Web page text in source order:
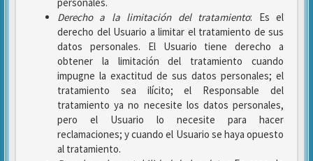
Derecho a la limitación del tratamiento: Es el
derecho del Usuario a limitar el tratamiento de sus
datos personales. El Usuario tiene derecho a
obtener la limitación del tratamiento cuando
impugne la exactitud de sus datos personales; el
tratamiento sea ilícito; el Responsable del
tratamiento ya no necesite los datos personales,
pero el Usuario lo necesite para hacer
reclamaciones; y cuando el Usuario se haya opuesto
al tratamiento.